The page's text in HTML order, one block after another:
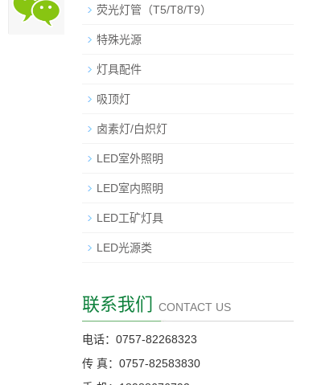
荧光灯管（T5/T8/T9）
特殊光源
灯具配件
吸顶灯
卤素灯/白炽灯
LED室外照明
LED室内照明
LED工矿灯具
LED光源类
联系我们 CONTACT US
电话：0757-82268323
传 真：0757-82583830